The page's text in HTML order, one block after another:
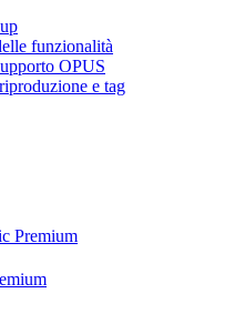
funzionalità
OPUS
e tag
Premium